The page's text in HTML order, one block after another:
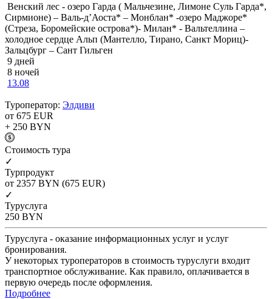
Венский лес - озеро Гарда ( Мальчезине, Лимоне Суль Гарда*,
Сирмионе) – Валь-д’Аоста* – Монблан* -озеро Маджоре*
(Стреза, Боромейские острова*)- Милан* - Вальтеллина –
холодное сердце Альп (Мантелло, Тирано, Санкт Мориц)-
Зальцбург – Сант Гильген
9 дней
8 ночей
13.08
Туроператор: Элдиви
от 675 EUR
+ 250 BYN
Cтоимость тура
✓
Турпродукт
от 2357 BYN (675 EUR)
✓
Туруслуга
250 BYN
Туруслуга - оказание информационных услуг и услуг
бронирования.
У некоторых туроператоров в стоимость туруслуги входит
транспортное обслуживание. Как правило, оплачивается в
первую очередь после оформления.
Подробнее